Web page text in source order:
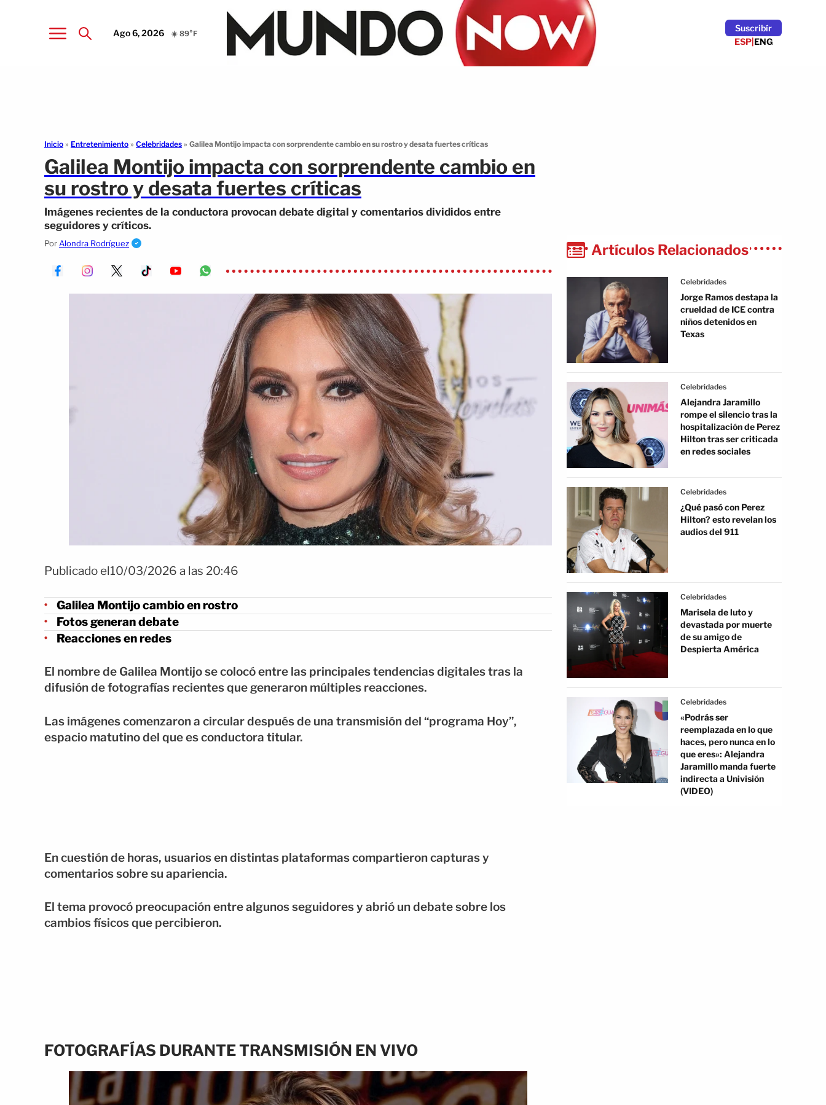
Ago 6, 2026 ☀️ 89°F
Suscribír
ESP|ENG
Inicio » Entretenimiento » Celebridades » Galilea Montijo impacta con sorprendente cambio en su rostro y desata fuertes críticas
Galilea Montijo impacta con sorprendente cambio en
su rostro y desata fuertes críticas
Imágenes recientes de la conductora provocan debate digital y comentarios divididos entre
seguidores y críticos.
Por Alondra Rodríguez
Publicado el10/03/2026 a las 20:46
Galilea Montijo cambio en rostro
Fotos generan debate
Reacciones en redes
El nombre de Galilea Montijo se colocó entre las principales tendencias digitales tras la
difusión de fotografías recientes que generaron múltiples reacciones.
Las imágenes comenzaron a circular después de una transmisión del “programa Hoy”,
espacio matutino del que es conductora titular.
En cuestión de horas, usuarios en distintas plataformas compartieron capturas y
comentarios sobre su apariencia.
El tema provocó preocupación entre algunos seguidores y abrió un debate sobre los
cambios físicos que percibieron.
FOTOGRAFÍAS DURANTE TRANSMISIÓN EN VIVO
Artículos Relacionados
Celebridades
Jorge Ramos destapa la
crueldad de ICE contra
niños detenidos en
Texas
Celebridades
Alejandra Jaramillo
rompe el silencio tras la
hospitalización de Perez
Hilton tras ser criticada
en redes sociales
Celebridades
¿Qué pasó con Perez
Hilton? esto revelan los
audios del 911
Celebridades
Marisela de luto y
devastada por muerte
de su amigo de
Despierta América
Celebridades
«Podrás ser
reemplazada en lo que
haces, pero nunca en lo
que eres»: Alejandra
Jaramillo manda fuerte
indirecta a Univisión
(VIDEO)